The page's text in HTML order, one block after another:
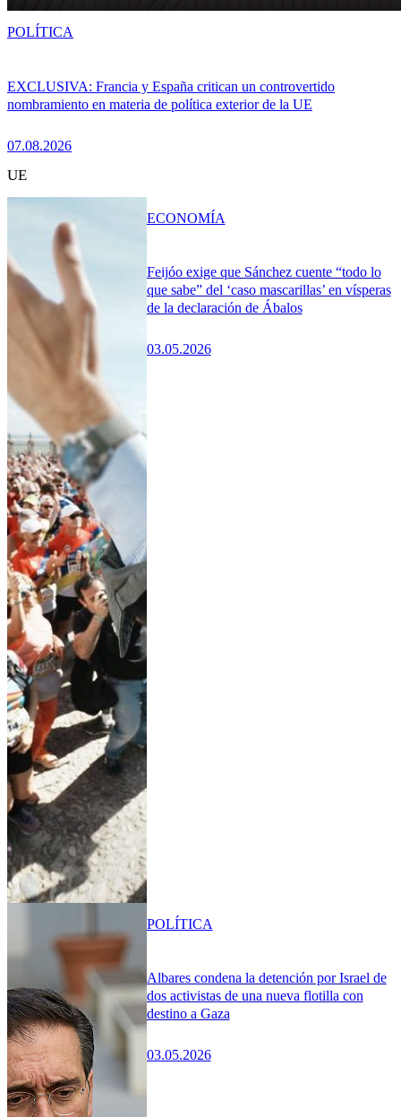
EXCLUSIVA: Francia y España critican un controvertido
nombramiento en materia de política exterior de la UE
07.08.2026
POLÍTICA
UE
Feijóo exige que Sánchez cuente “todo lo
que sabe” del ‘caso mascarillas’ en vísperas
de la declaración de Ábalos
03.05.2026
ECONOMÍA
Albares condena la detención por Israel de
dos activistas de una nueva flotilla con
destino a Gaza
03.05.2026
POLÍTICA